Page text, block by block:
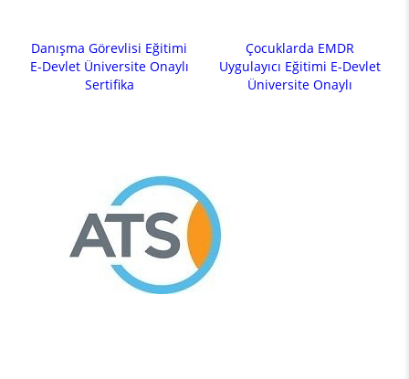
Danışma Görevlisi Eğitimi
E-Devlet Üniversite Onaylı
Sertifika
Çocuklarda EMDR
Uygulayıcı Eğitimi E-Devlet
Üniversite Onaylı